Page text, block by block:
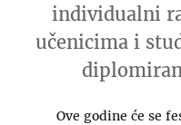
individualni
učenicima i
Ove godine će se